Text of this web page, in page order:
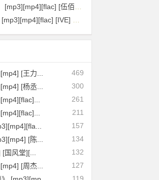
[伍佰][China Blue] 免费下载
[IVE] 免费下载
469
[王力...
300
[杨丞...
261
211
157
134
[陈...
132
国风堂][...
127
[周杰...